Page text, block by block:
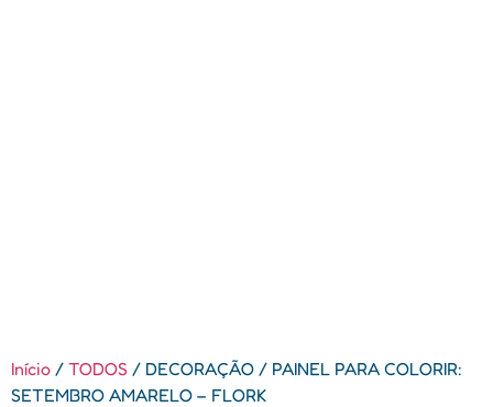
Início / TODOS / DECORAÇÃO / PAINEL PARA COLORIR:
SETEMBRO AMARELO – FLORK